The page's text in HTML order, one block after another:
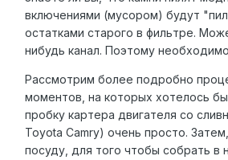
включениями (мусором) будут
остатками старого в фильтре.
нибудь канал. Поэтому
Рассмотрим более подробно
моментов, на которых хотелось
пробку картера двигателя со
Toyota Camry) очень просто.
посуду, для того чтобы собрать в